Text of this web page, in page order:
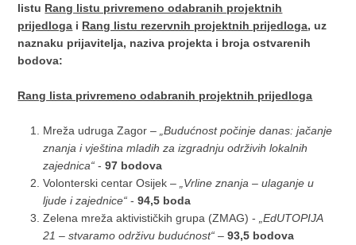
listu Rang listu privremeno odabranih projektnih
prijedloga i Rang listu rezervnih projektnih prijedloga, uz
naznaku prijavitelja, naziva projekta i broja ostvarenih
bodova:
Rang lista privremeno odabranih projektnih prijedloga
Mreža udruga Zagor – „Budućnost počinje danas: jačanje
znanja i vještina mladih za izgradnju održivih lokalnih
zajednica“ -97 bodova
Volonterski centar Osijek –
„Vrline znanja – ulaganje u
ljude i zajednice“ -94,5 boda
Zelena mreža aktivističkih grupa (ZMAG) -
„EdUTOPIJA
21 – stvaramo održivu budućnost“ –93,5 bodova